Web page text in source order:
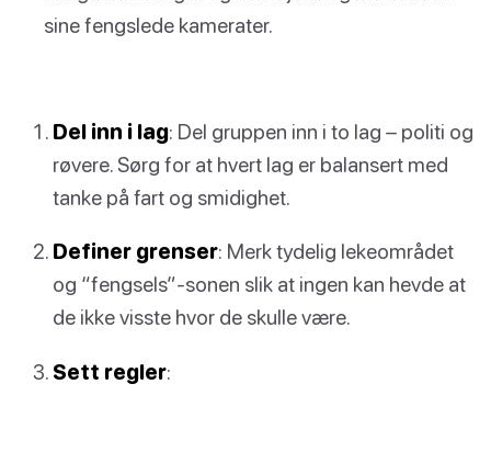
sine fengslede kamerater.
Del inn i lag: Del gruppen inn i to lag – politi og
røvere. Sørg for at hvert lag er balansert med
tanke på fart og smidighet.
Definer grenser: Merk tydelig lekeområdet
og “fengsels”-sonen slik at ingen kan hevde at
de ikke visste hvor de skulle være.
Sett regler: